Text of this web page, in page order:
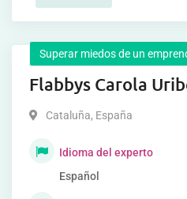
Superar miedos de un
Flabbys Carola
Cataluña, España
Idioma del experto
Español